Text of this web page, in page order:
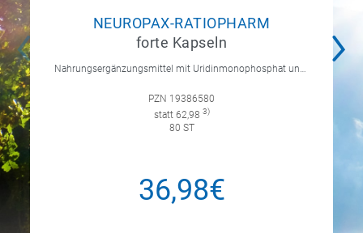
NEUROPAX-RATIOPHARM
forte Kapseln
PZN 19386580
statt 62,98 3)
80 ST
36,98€